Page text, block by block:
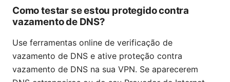
Como testar se estou protegido contra
vazamento de DNS?
Use ferramentas online de verificação de
vazamento de DNS e ative proteção contra
vazamento de DNS na sua VPN. Se aparecerem